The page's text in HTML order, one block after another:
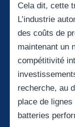
Cela dit, cette
L’industrie
des coûts de
maintenant un
compétitivité
recherche, au
place de
batteries